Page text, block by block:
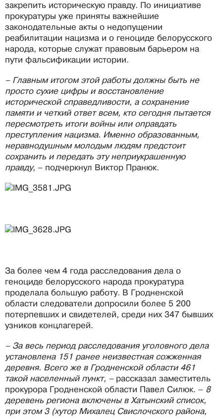
закрепить историческую правду. По инициативе
прокуратуры уже приняты важнейшие
законодательные акты о недопущении
реабилитации нацизма и о геноциде белорусского
народа, которые служат правовым барьером на
пути фальсификации истории.
– Главным итогом этой работы должны быть не
просто сухие цифры и восстановление
исторической справедливости, а сохранение
памяти и четкий ответ всем, кто сегодня пытается
пересмотреть итоги войны или оправдать
преступления нацизма. Именно образованным,
неравнодушным молодым людям предстоит
сохранить и передать эту неприукрашенную
правду, – подчеркнул Виктор Пранюк.
За более чем 4 года расследования дела о
геноциде белорусского народа прокуратура
проделала большую работу. В Гродненской
области следователи допросили более 5 200
потерпевших и свидетелей, среди них 347 бывших
узников концлагерей.
– За весь период расследования уголовного дела
установлена 151 ранее неизвестная сожженная
деревня. Всего же в Гродненской области 461
такой населенный пункт, –рассказал заместитель
прокурора Гродненской области Павел Силюк. – 8
деревень региона включены в Хатынский список,
при этом 3 (хутор Михалец Свислочского района,